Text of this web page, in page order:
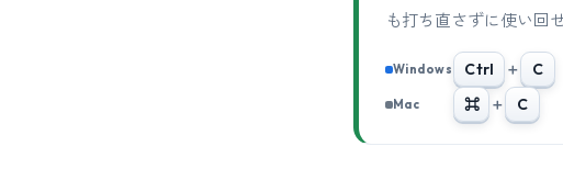
も打ち直さずに使い回
Windows Ctrl ＋ C
Mac ⌘ ＋ C